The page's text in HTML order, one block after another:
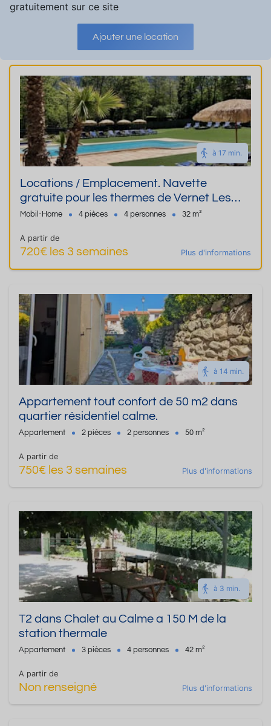
gratuitement sur ce site
Ajouter une location
à 17 min.
Locations / Emplacement. Navette
gratuite pour les thermes de Vernet Les
Bains
Mobil-Home 4 pièces 4 personnes 32 m²
A partir de
720€ les 3 semaines Plus d'informations
à 14 min.
Appartement tout confort de 50 m2 dans
quartier résidentiel calme.
Appartement 2 pièces 2 personnes 50 m²
A partir de
750€ les 3 semaines Plus d'informations
à 3 min.
T2 dans Chalet au Calme a 150 M de la
station thermale
Appartement 3 pièces 4 personnes 42 m²
A partir de
Non renseigné Plus d'informations